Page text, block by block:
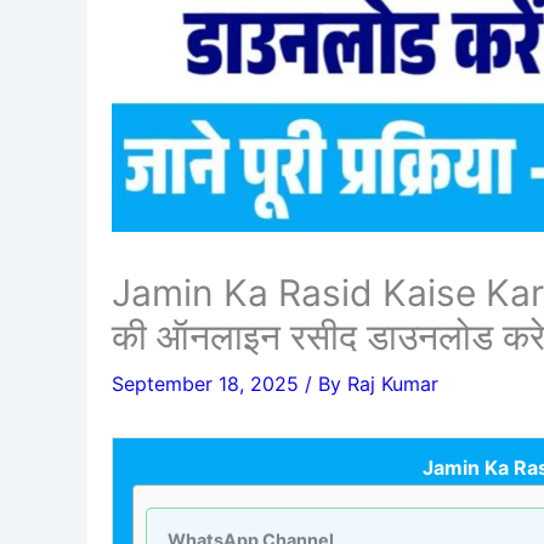
Jamin Ka Rasid Kaise
की ऑनलाइन रसीद डाउनलोड करे
September 18, 2025 / By Raj Kumar
Jamin Ka